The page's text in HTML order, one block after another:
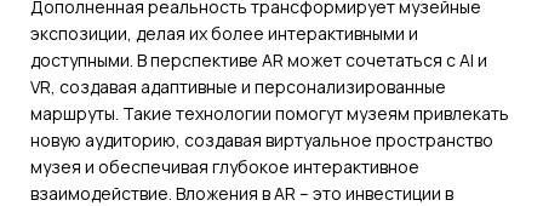
Дополненная реальность трансформирует музейные
экспозиции, делая их более интерактивными и
доступными. В перспективе AR может сочетаться с AI и
VR, создавая адаптивные и персонализированные
маршруты. Такие технологии помогут музеям привлекать
новую аудиторию, создавая виртуальное пространство
музея и обеспечивая глубокое интерактивное
взаимодействие. Вложения в AR – это инвестиции в